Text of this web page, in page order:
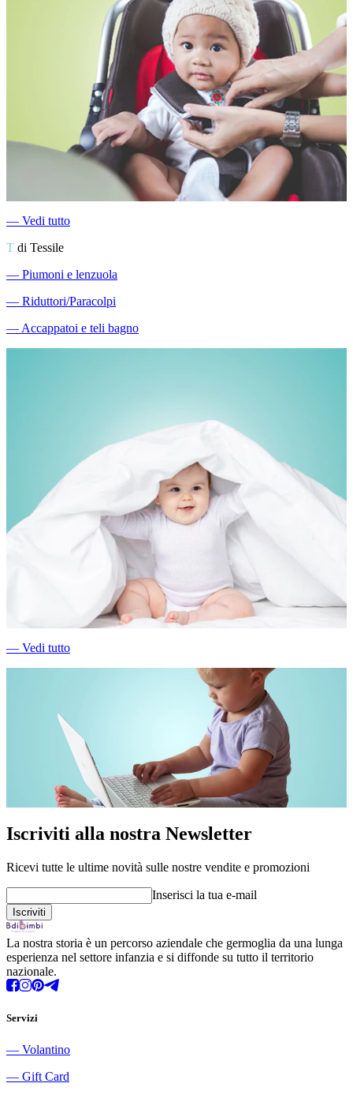
― Vedi tutto
T di Tessile
― Piumoni e lenzuola
― Riduttori/Paracolpi
―Accappatoi e teli bagno
― Vedi tutto
Iscriviti alla nostra Newsletter
Ricevi tutte le ultime novità sulle nostre vendite e promozioni
Inserisci la tua e-mail
La nostra storia è un percorso aziendale che germoglia da una lunga
esperienza nel settore infanzia e si diffonde su tutto il territorio
nazionale.
Servizi
― Volantino
― Gift Card